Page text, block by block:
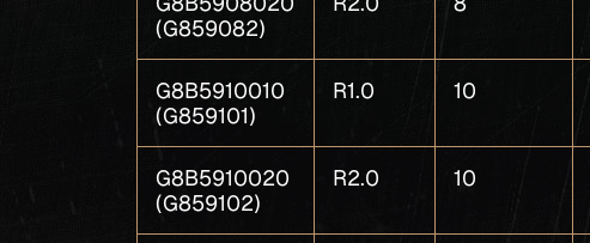
(G859082)
G8B5910010
(G859101)
R1.0 10
G8B5910020
(G859102)
R2.0 10